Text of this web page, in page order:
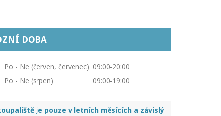
DOBA
Po - Ne (červen, červenec) 09:00-20:00
Po - Ne (srpen)
09:00-19:00
je pouze v letních měsících a závislý